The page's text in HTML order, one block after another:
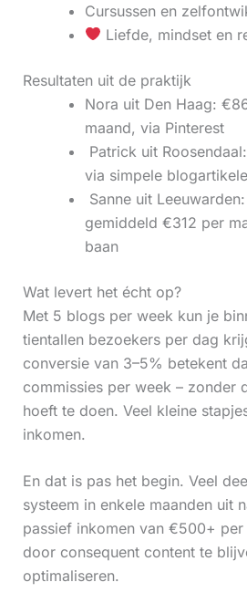
Cursussen en
Liefde, mindset en
Resultaten uit de praktijk
Nora uit Den Haag:
maand, via Pinterest
Patrick uit
via simpele
Sanne uit
gemiddeld €312 per
baan
Wat levert het écht op?
Met 5 blogs per week kun je
tientallen bezoekers per dag
conversie van 3–5% betekent
commissies per week – zonder
hoeft te doen. Veel kleine
inkomen.
En dat is pas het begin. Veel
systeem in enkele maanden uit
passief inkomen van €500+
door consequent content te
optimaliseren.